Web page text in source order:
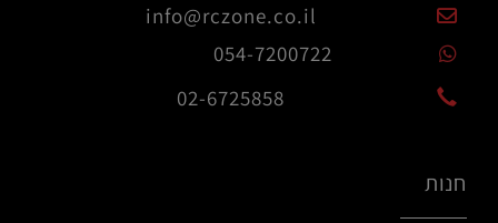
info@rczone.co.il
054-7200722
02-6725858
חנות